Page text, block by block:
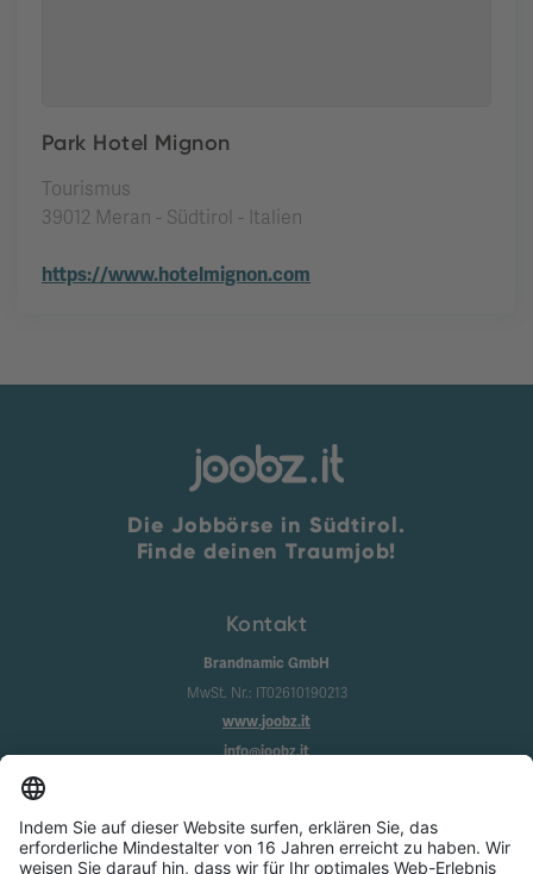
Park Hotel Mignon
Tourismus
39012 Meran - Südtirol - Italien
https://www.hotelmignon.com
Die Jobbörse in Südtirol.
Finde deinen Traumjob!
Kontakt
Brandnamic GmbH
MwSt. Nr.: IT02610190213
www.joobz.it
info@joobz.it
Impressum